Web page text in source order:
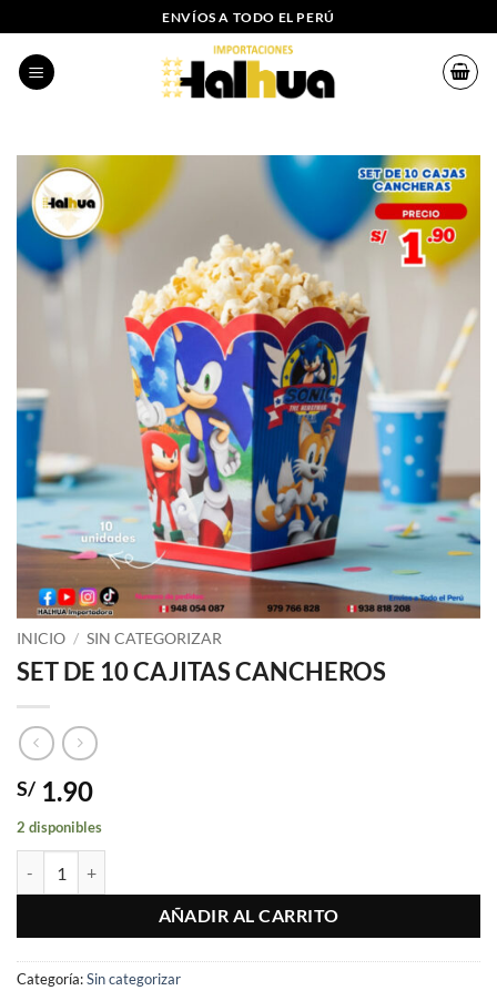
al
contenido
ENVÍOS A TODO EL PERÚ
INICIO / SIN CATEGORIZAR
SET DE 10 CAJITAS CANCHEROS
S/ 1.90
2 disponibles
AÑADIR AL CARRITO
Categoría:Sin categorizar